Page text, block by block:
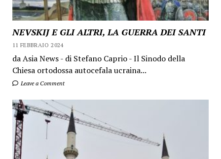
NEVSKIJ E GLI ALTRI, LA GUERRA DEI SANTI
11 FEBBRAIO 2024
da Asia News - di Stefano Caprio - Il Sinodo della
Chiesa ortodossa autocefala ucraina...
Leave a Comment